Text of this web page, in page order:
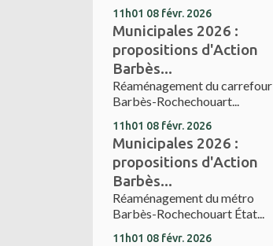
11h01 08 févr. 2026
Municipales 2026 :
propositions d'Action
Barbès...
Réaménagement du carrefour
Barbès-Rochechouart...
11h01 08 févr. 2026
Municipales 2026 :
propositions d'Action
Barbès...
Réaménagement du métro
Barbès-Rochechouart État...
11h01 08 févr. 2026